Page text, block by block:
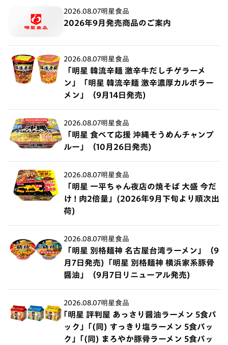
2026.08.07明星食品
2026年9月発売商品のご案内
2026.08.07明星食品
「明星 韓流辛麺 激辛牛だしチゲラーメ
ン」「明星 韓流辛麺 激辛濃厚カルボラー
メン」（9月14日発売)
2026.08.07明星食品
「明星 食べて応援 沖縄そうめんチャンプ
ルー」（10月26日発売)
2026.08.07明星食品
「明星 一平ちゃん夜店の焼そば 大盛 今だ
け ! 肉2倍量」(2026年9月下旬より順次出
荷)
2026.08.07明星食品
「明星 別格麺神 名古屋台湾ラーメン」（9
月7日発売)「明星 別格麺神 横浜家系豚骨
醤油」（9月7日リニューアル発売)
2026.08.07明星食品
｢明星 評判屋 あっさり醤油ラーメン 5食パ
ック」｢(同) すっきり塩ラーメン 5食パッ
ク」｢(同) まろやか豚骨ラーメン 5食パッ